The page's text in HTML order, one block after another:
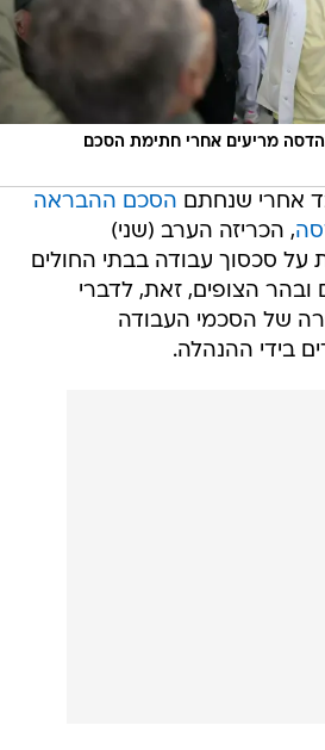
מריעים אחרי חתימת הסכם
אחרי שנחתם הסכם ההבראה
, הכריזה הערב (שני)
על סכסוך עבודה בבתי החולים
ובהר הצופים, זאת, לדברי
של הסכמי העבודה
בידי ההנהלה.